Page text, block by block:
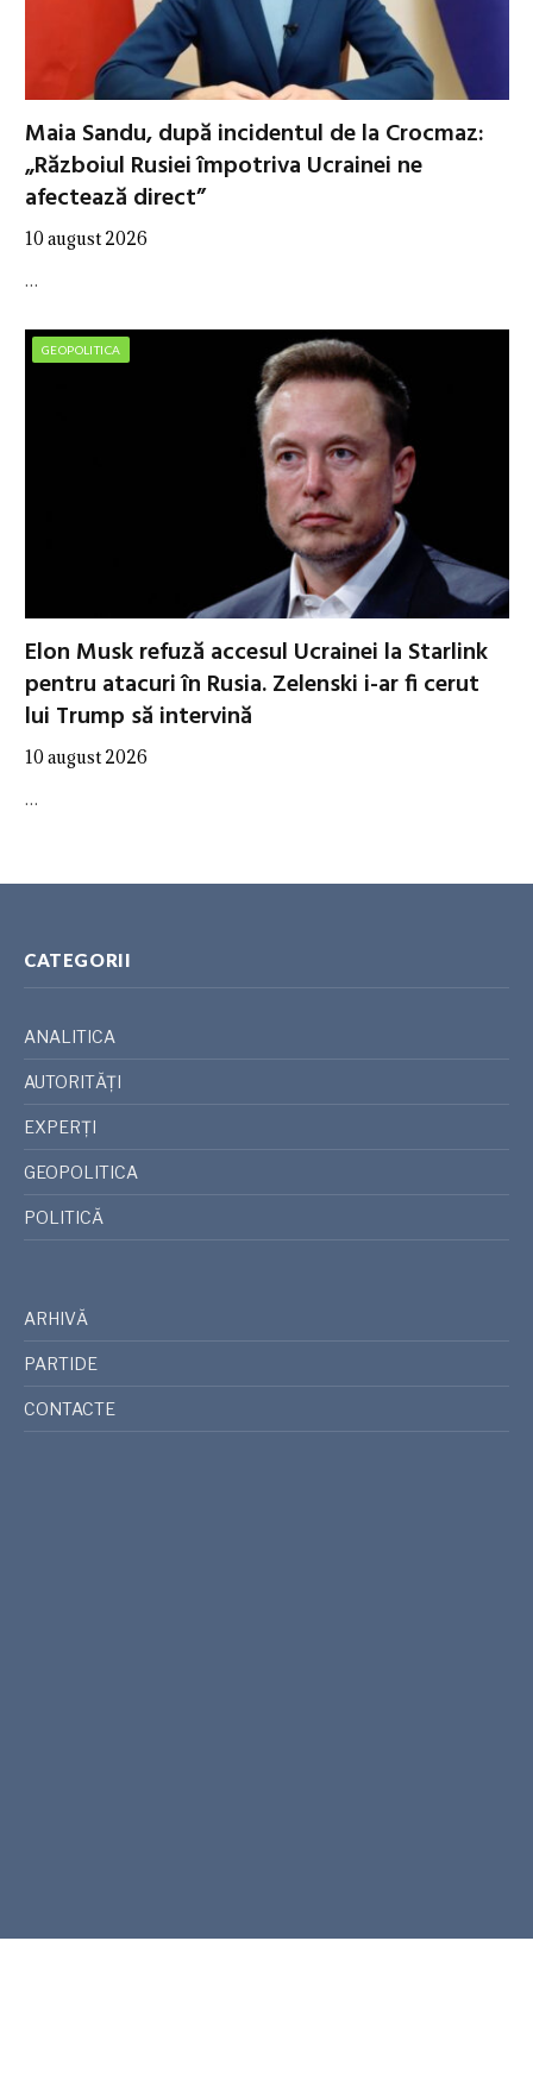
Maia Sandu, după incidentul de la Crocmaz:
„Războiul Rusiei împotriva Ucrainei ne
afectează direct”
10 august 2026
…
GEOPOLITICA
Elon Musk refuză accesul Ucrainei la Starlink
pentru atacuri în Rusia. Zelenski i-ar fi cerut
lui Trump să intervină
10 august 2026
…
CATEGORII
ANALITICA
AUTORITĂȚI
EXPERȚI
GEOPOLITICA
POLITICĂ
ARHIVĂ
PARTIDE
CONTACTE